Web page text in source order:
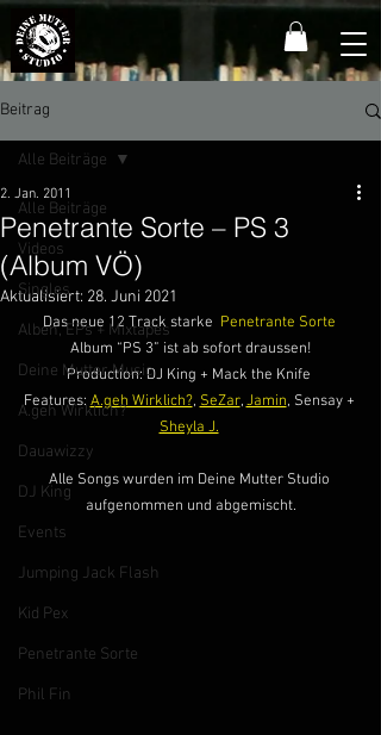
Beitrag
Alle Beiträge
Videos
Singles
Alben, EPs + Mixtapes
Deine Mutter Music
A.geh Wirklich?
Dauawizzy
DJ King
Events
Jumping Jack Flash
Kid Pex
Penetrante Sorte
Phil Fin
Alle Beiträge
Penetrante Sorte – PS 3
(Album VÖ)
2. Jan. 2011
Aktualisiert: 28. Juni 2021
Das neue 12 Track starke Penetrante Sorte
Album “PS 3” ist ab sofort draussen!
Production: DJ King + Mack the Knife
Features: A.geh Wirklich?, SeZar, Jamin, Sensay +
Sheyla J.
Alle Songs wurden im Deine Mutter Studio
aufgenommen und abgemischt.